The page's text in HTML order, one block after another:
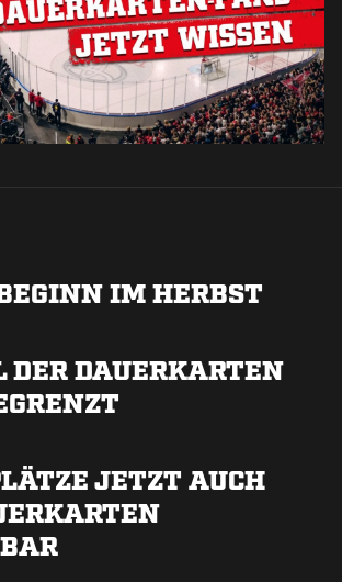
IM HERBST
DAUERKARTEN
JETZT AUCH